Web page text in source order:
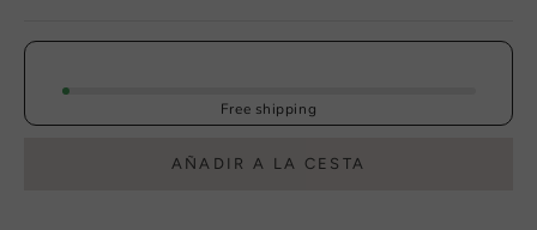
Free shipping
AÑADIR A LA CESTA